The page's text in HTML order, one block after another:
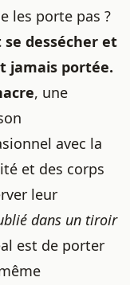
les porte pas ?
dessécher et
jamais portée.
, une
avec la
et des corps
leur
dans un tiroir
est de porter